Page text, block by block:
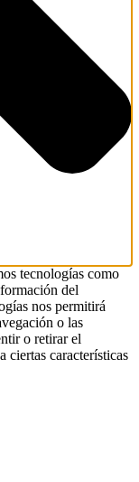
tecnologías como
del
nos permitirá
o las
o retirar el
ciertas características